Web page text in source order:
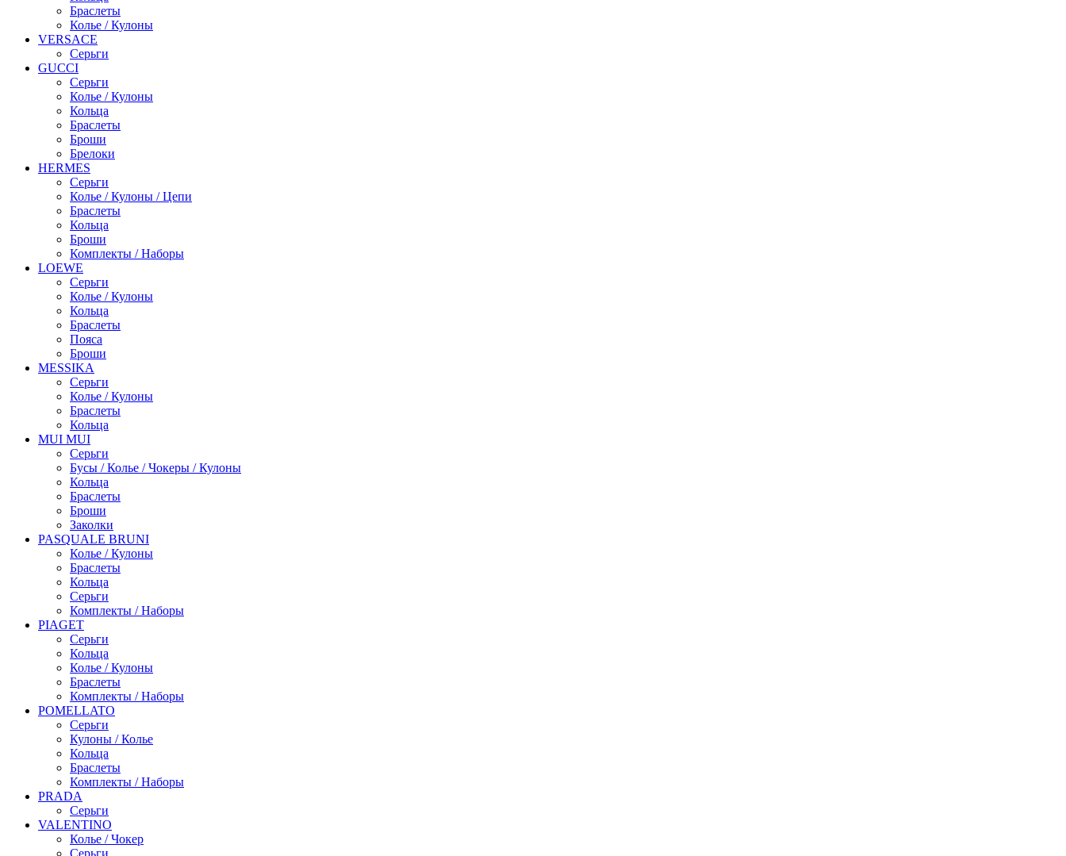
Браслеты
Колье / Кулоны
VERSACE
Серьги
GUCCI
Серьги
Колье / Кулоны
Кольца
Браслеты
Броши
Брелоки
HERMES
Серьги
Колье / Кулоны / Цепи
Браслеты
Кольца
Броши
Комплекты / Наборы
LOEWE
Серьги
Колье / Кулоны
Кольца
Браслеты
Пояса
Броши
MESSIKA
Серьги
Колье / Кулоны
Браслеты
Кольца
MUI MUI
Серьги
Бусы / Колье / Чокеры / Кулоны
Кольца
Браслеты
Броши
Заколки
PASQUALE BRUNI
Колье / Кулоны
Браслеты
Кольца
Серьги
Комплекты / Наборы
PIAGET
Серьги
Кольца
Колье / Кулоны
Браслеты
Комплекты / Наборы
POMELLATO
Серьги
Кулоны / Колье
Кольца
Браслеты
Комплекты / Наборы
PRADA
Серьги
VALENTINO
Колье / Чокер
Серьги